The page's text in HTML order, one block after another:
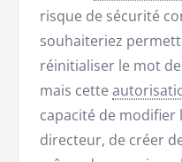
risque de sécurité
souhaiteriez
réinitialiser le mot
mais cette
capacité de modifier
directeur, de créer